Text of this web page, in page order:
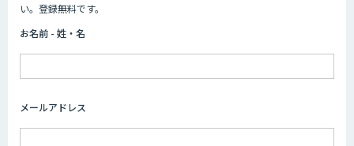
AIカスタマイズソリューション
い。登録無料です。
お名前 - 姓・名
メールアドレス